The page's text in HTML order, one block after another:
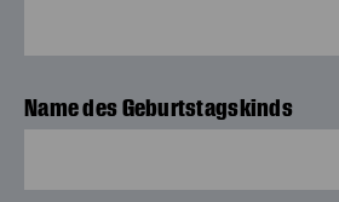
Name des Geburtstagskinds